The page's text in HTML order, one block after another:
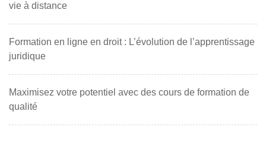
vie à distance
Formation en ligne en droit : L’évolution de l’apprentissage
juridique
Maximisez votre potentiel avec des cours de formation de
qualité